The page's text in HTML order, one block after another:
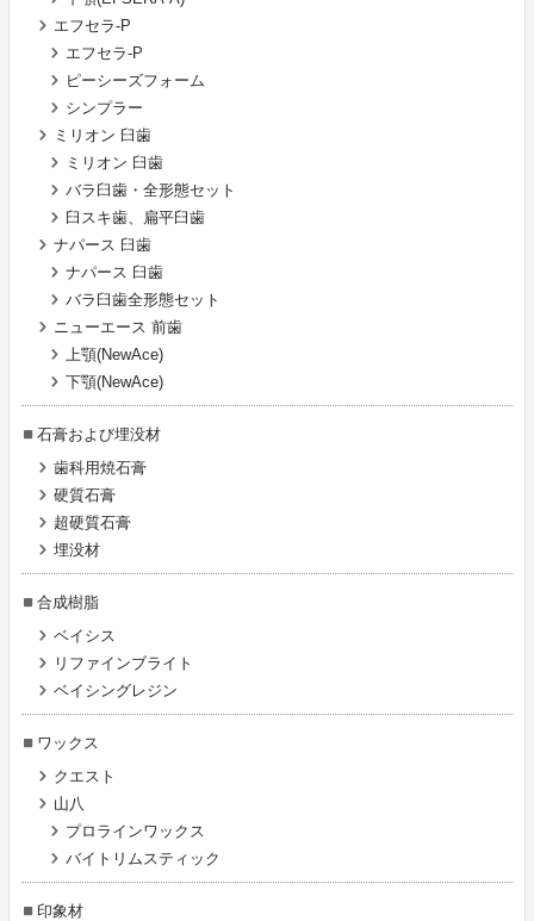
エフセラ-P
エフセラ-P
ピーシーズフォーム
シンプラー
ミリオン 臼歯
ミリオン 臼歯
バラ臼歯・全形態セット
臼スキ歯、扁平臼歯
ナパース 臼歯
ナパース 臼歯
バラ臼歯全形態セット
ニューエース 前歯
上顎(NewAce)
下顎(NewAce)
石膏および埋没材
歯科用焼石膏
硬質石膏
超硬質石膏
埋没材
合成樹脂
ベイシス
リファインブライト
ベイシングレジン
ワックス
クエスト
山八
プロラインワックス
バイトリムスティック
印象材